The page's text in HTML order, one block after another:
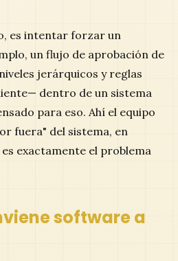
es intentar forzar un
un flujo de aprobación de
jerárquicos y reglas
dentro de un sistema
para eso. Ahí el equipo
fuera" del sistema, en
exactamente el problema
software a